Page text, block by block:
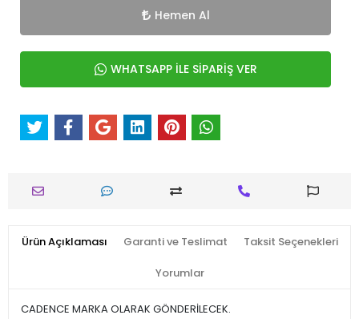
Hemen Al
WHATSAPP İLE SİPARİŞ VER
Ürün Açıklaması Garanti ve Teslimat Taksit Seçenekleri
Yorumlar
CADENCE MARKA OLARAK GÖNDERİLECEK.